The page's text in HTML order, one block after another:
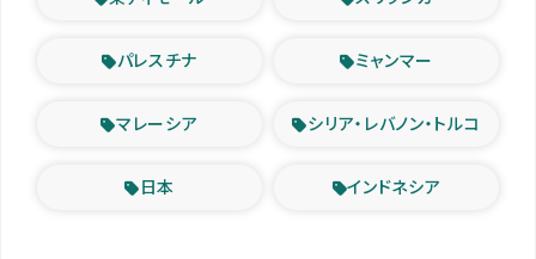
パレスチナ ミャンマー
マレーシア シリア・レバノン・トルコ
日本 インドネシア